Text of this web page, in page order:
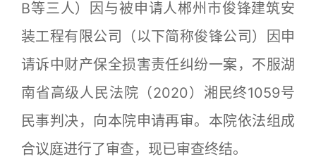
B等三人）因与被申请人郴州市俊锋建筑安
装工程有限公司（以下简称俊锋公司）因申
请诉中财产保全损害责任纠纷一案，不服湖
南省高级人民法院（2020）湘民终1059号
民事判决，向本院申请再审。本院依法组成
合议庭进行了审查，现已审查终结。